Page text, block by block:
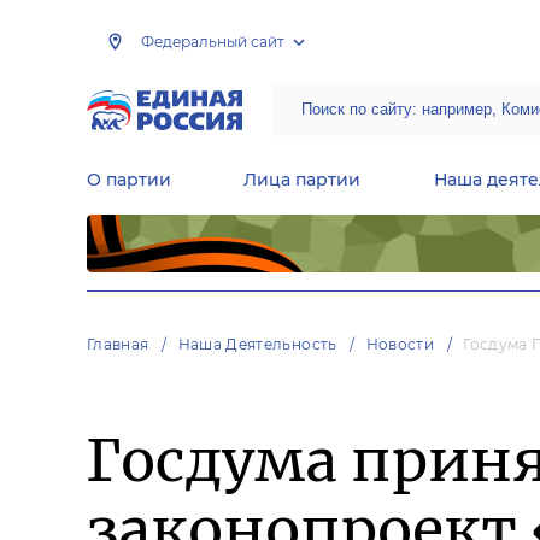
Федеральный сайт
О партии Лица партии Наша
Главная Наша Деятельность Новости Госдума
Госдума